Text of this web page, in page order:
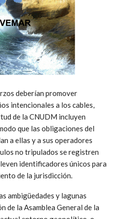
en virtud de la Convención
Derecho del Mar (CNUDM) y
que implementen las
para fortalecer el cumplimiento
intencionales a los cables,
de la CNUDM incluyen